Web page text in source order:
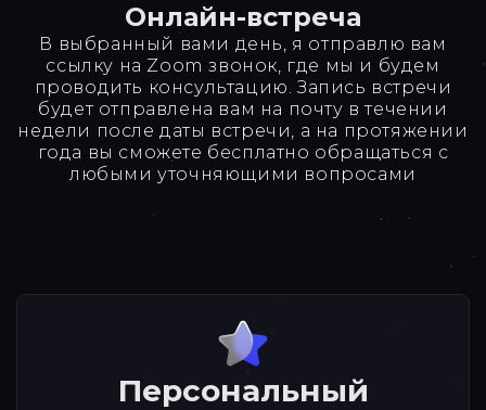
Онлайн-встреча
В выбранный вами день, я отправлю вам
ссылку на Zoom звонок, где мы и будем
проводить консультацию. Запись встречи
будет отправлена вам на почту в течении
недели после даты встречи, а на протяжении
года вы сможете бесплатно обращаться с
любыми уточняющими вопросами
Персональный